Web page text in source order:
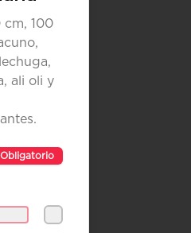
cm, 100
ali oli y
Obligatorio